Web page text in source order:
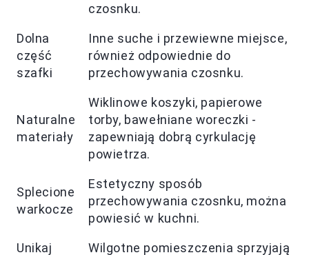
czosnku.
Dolna
część
szafki
Inne suche i przewiewne miejsce,
również odpowiednie do
przechowywania czosnku.
Naturalne
materiały
Wiklinowe koszyki, papierowe
torby, bawełniane woreczki -
zapewniają dobrą cyrkulację
powietrza.
Splecione
warkocze
Estetyczny sposób
przechowywania czosnku, można
powiesić w kuchni.
Unikaj
Wilgotne pomieszczenia sprzyjają